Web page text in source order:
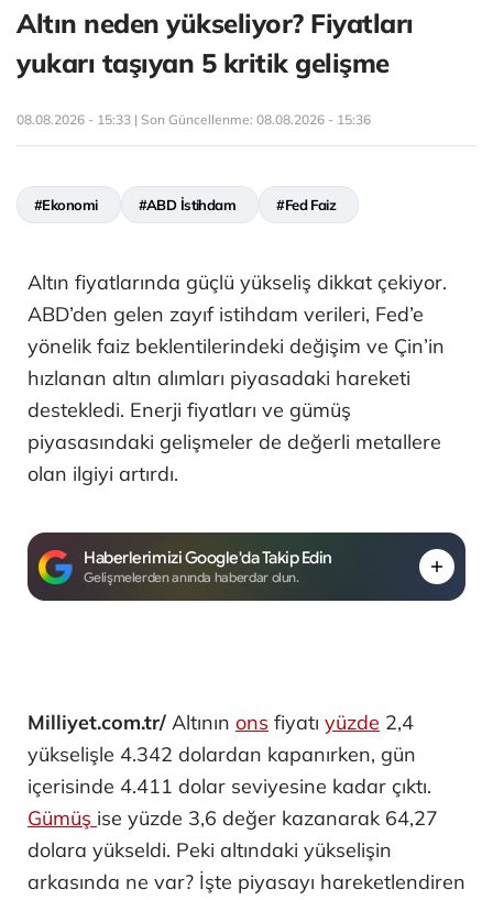
Altın neden yükseliyor? Fiyatları
yukarı taşıyan 5 kritik gelişme
08.08.2026 - 15:33 | Son Güncellenme: 08.08.2026 - 15:36
#Ekonomi #ABD İstihdam #Fed Faiz
Altın fiyatlarında güçlü yükseliş dikkat çekiyor.
ABD’den gelen zayıf istihdam verileri, Fed’e
yönelik faiz beklentilerindeki değişim ve Çin’in
hızlanan altın alımları piyasadaki hareketi
destekledi. Enerji fiyatları ve gümüş
piyasasındaki gelişmeler de değerli metallere
olan ilgiyi artırdı.
Haberlerimizi Google'da Takip Edin
Gelişmelerden anında haberdar olun.
Milliyet.com.tr/ Altının ons fiyatı yüzde 2,4
yükselişle 4.342 dolardan kapanırken, gün
içerisinde 4.411 dolar seviyesine kadar çıktı.
Gümüş ise yüzde 3,6 değer kazanarak 64,27
dolara yükseldi. Peki altındaki yükselişin
arkasında ne var? İşte piyasayı hareketlendiren